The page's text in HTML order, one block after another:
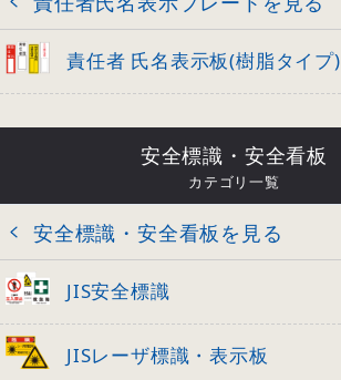
責任者 氏名表示板(樹脂タイプ)
安全標識・安全看板
カテゴリ一覧
安全標識・安全看板を見る
JIS安全標識
JISレーザ標識・表示板